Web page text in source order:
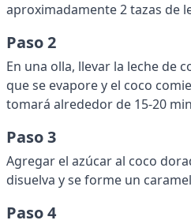
aproximadamente 2 tazas de
Paso 2
En una olla, llevar la leche de
que se evapore y el coco
tomará alrededor de 15-20
Paso 3
Agregar el azúcar al coco
disuelva y se forme un
Paso 4